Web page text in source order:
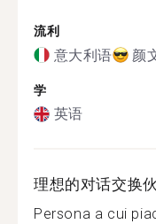
流利
意大利语 颜
学
英语
理想的对话交换
Persona a cui